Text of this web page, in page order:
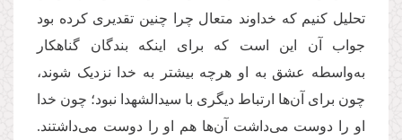
تحلیل کنیم که خداوند متعال چرا چنین تقدیری کرده بود
جواب آن این است که برای اینکه بندگان گناهکار
به‌واسطه عشق به او هرچه بیشتر به خدا نزدیک شوند،
چون برای آن‌ها ارتباط دیگری با سیدالشهدا نبود؛ چون خدا
او را دوست می‌داشت آن‌ها هم او را دوست می‌داشتند.